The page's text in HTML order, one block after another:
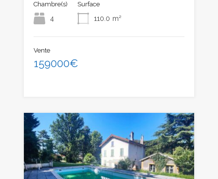
Chambre(s)
4
Surface
110.0 m²
Vente
159000€